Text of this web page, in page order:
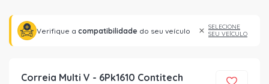
Verifique a compatibilidade do seu veículo
SELECIONE
SEU VEÍCULO
Correia Multi V - 6Pk1610 Contitech